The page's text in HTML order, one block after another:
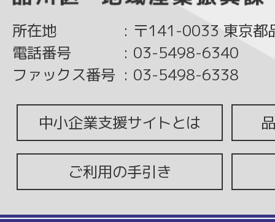
所在地 : 〒141-0033 東京都
電話番号
: 03-5498-6340
ファックス番号 : 03-5498-6338
中小企業支援サイトとは
ご利用の手引き